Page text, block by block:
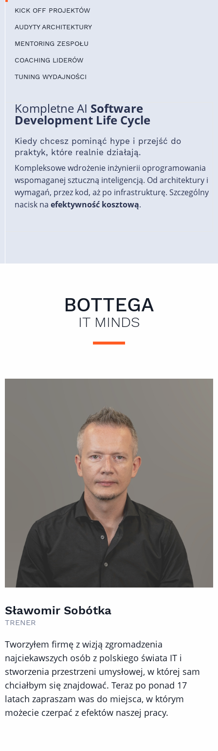
KICK OFF PROJEKTÓW
AUDYTY ARCHITEKTURY
MENTORING ZESPOŁU
COACHING LIDERÓW
TUNING WYDAJNOŚCI
Kompletne AI Software
Development Life Cycle
Kiedy chcesz pominąć hype i przejść do
praktyk, które realnie działają.
Kompleksowe wdrożenie inżynierii oprogramowania
wspomaganej sztuczną inteligencją. Od architektury i
wymagań, przez kod, aż po infrastrukturę. Szczególny
nacisk na efektywność kosztową.
BOTTEGA
IT MINDS
Sławomir Sobótka
TRENER
Tworzyłem firmę z wizją zgromadzenia
najciekawszych osób z polskiego świata IT i
stworzenia przestrzeni umysłowej, w której sam
chciałbym się znajdować. Teraz po ponad 17
latach zapraszam was do miejsca, w którym
możecie czerpać z efektów naszej pracy.